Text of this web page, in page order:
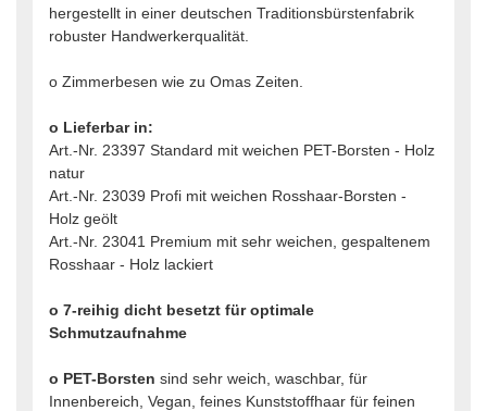
hergestellt in einer deutschen Traditionsbürstenfabrik
robuster Handwerkerqualität.
o Zimmerbesen wie zu Omas Zeiten.
o Lieferbar in:
Art.-Nr. 23397 Standard mit weichen PET-Borsten - Holz
natur
Art.-Nr. 23039 Profi mit weichen Rosshaar-Borsten -
Holz geölt
Art.-Nr. 23041 Premium mit sehr weichen, gespaltenem
Rosshaar - Holz lackiert
o 7-reihig dicht besetzt für optimale
Schmutzaufnahme
o PET-Borsten sind sehr weich, waschbar, für
Innenbereich, Vegan, feines Kunststoffhaar für feinen